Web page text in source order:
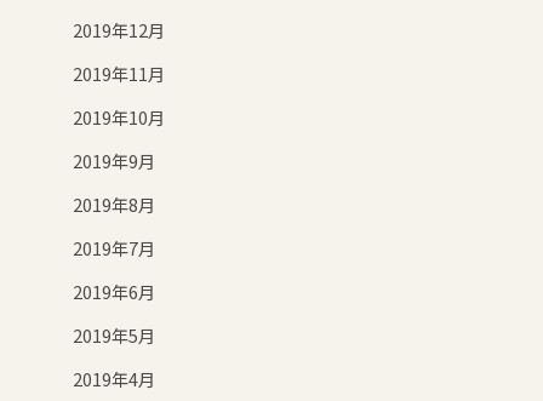
2019年12月
2019年11月
2019年10月
2019年9月
2019年8月
2019年7月
2019年6月
2019年5月
2019年4月